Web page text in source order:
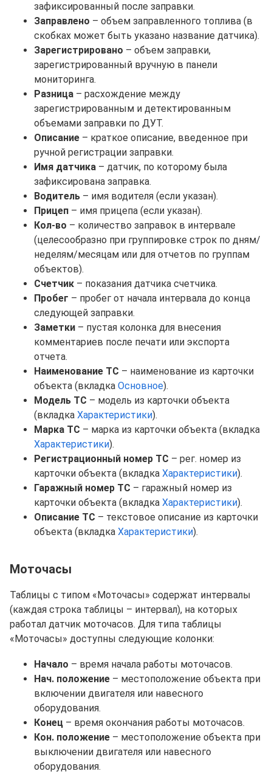
зафиксированный после заправки.
Заправлено – объем заправленного топлива (в
скобках может быть указано название датчика).
Зарегистрировано – объем заправки,
зарегистрированный вручную в панели
мониторинга.
Разница – расхождение между
зарегистрированным и детектированным
объемами заправки по ДУТ.
Описание – краткое описание, введенное при
ручной регистрации заправки.
Имя датчика – датчик, по которому была
зафиксирована заправка.
Водитель – имя водителя (если указан).
Прицеп – имя прицепа (если указан).
Кол-во – количество заправок в интервале
(целесообразно при группировке строк по дням/
неделям/месяцам или для отчетов по группам
объектов).
Счетчик – показания датчика счетчика.
Пробег – пробег от начала интервала до конца
следующей заправки.
Заметки – пустая колонка для внесения
комментариев после печати или экспорта
отчета.
Наименование ТС – наименование из карточки
объекта (вкладка Основное).
Модель ТС – модель из карточки объекта
(вкладка Характеристики).
Марка ТС – марка из карточки объекта (вкладка
Характеристики).
Регистрационный номер ТС – рег. номер из
карточки объекта (вкладка Характеристики).
Гаражный номер ТС – гаражный номер из
карточки объекта (вкладка Характеристики).
Описание ТС – текстовое описание из карточки
объекта (вкладка Характеристики).
Моточасы
Таблицы с типом «Моточасы» содержат интервалы
(каждая строка таблицы – интервал), на которых
работал датчик моточасов. Для типа таблицы
«Моточасы» доступны следующие колонки:
Начало – время начала работы моточасов.
Нач. положение – местоположение объекта при
включении двигателя или навесного
оборудования.
Конец – время окончания работы моточасов.
Кон. положение – местоположение объекта при
выключении двигателя или навесного
оборудования.